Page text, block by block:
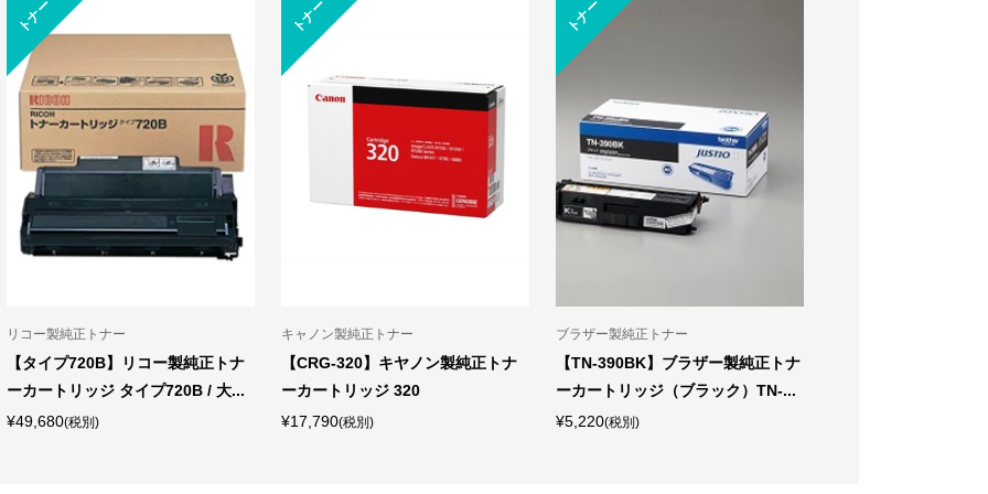
トナー
ブラザー製純正トナー
【TN-395M】ブラザー製純正トナ
ーカートリッジ（マゼンタ）TN-...
¥10,350(税別)
トナー
キャノン製純正トナー
【CRG-329MAG】キヤノン製純正
トナーカートリッジ 329 M (マゼ...
¥5,390(税別)
トナー
富士フイルム製純正トナー
【CT202678】富士フイルム製純正
トナーカートリッジ シアン
¥10,290(税別)